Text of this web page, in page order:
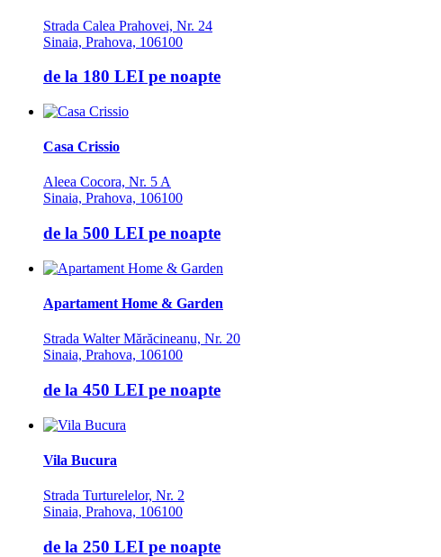
Strada Calea Prahovei, Nr. 24
Sinaia, Prahova, 106100
de la 180 LEI pe noapte
Casa Crissio
Aleea Cocora, Nr. 5 A
Sinaia, Prahova, 106100
de la 500 LEI pe noapte
Apartament Home & Garden
Strada Walter Mărăcineanu, Nr. 20
Sinaia, Prahova, 106100
de la 450 LEI pe noapte
Vila Bucura
Strada Turturelelor, Nr. 2
Sinaia, Prahova, 106100
de la 250 LEI pe noapte